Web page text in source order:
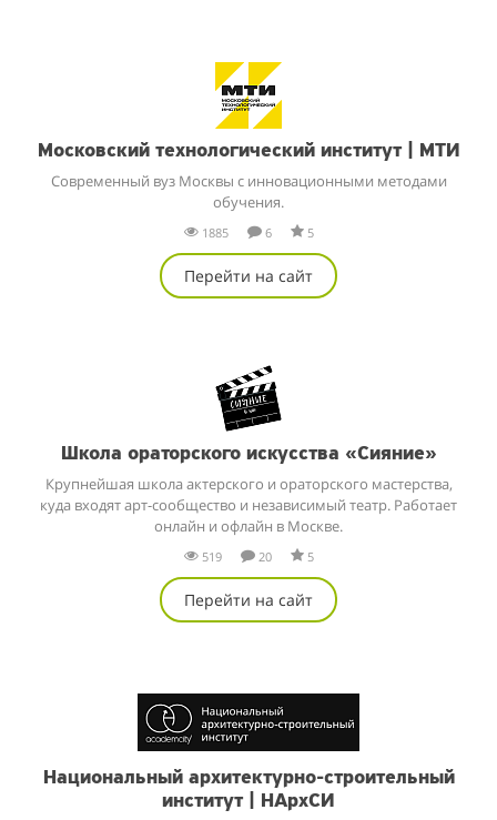
Московский технологический институт | МТИ
Современный вуз Москвы с инновационными методами
обучения.
1885 6 5
Перейти на сайт
Школа ораторского искусства «Сияние»
Крупнейшая школа актерского и ораторского мастерства,
куда входят арт-сообщество и независимый театр. Работает
онлайн и офлайн в Москве.
519 20 5
Перейти на сайт
Национальный архитектурно-строительный
институт | НАрхСИ